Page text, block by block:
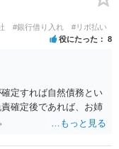
#銀行借り入れ #リボ払い
役にたった 8
定すれば自然債務とい
確定後であれば、お姉